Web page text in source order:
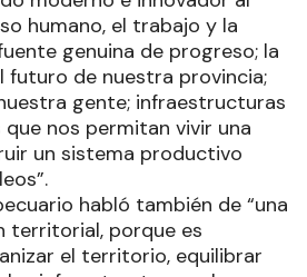
humano, el trabajo y la
genuina de progreso; la
futuro de nuestra provincia;
gente; infraestructuras
nos permitan vivir una
un sistema productivo
habló también de “una
territorial, porque es
el territorio, equilibrar